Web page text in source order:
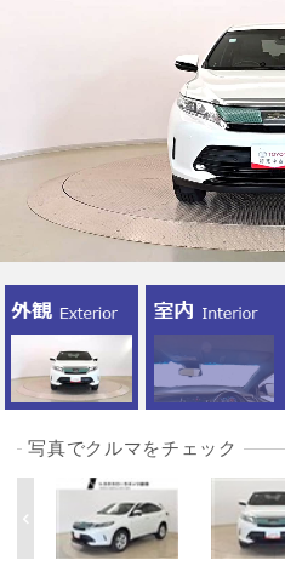
写真でクルマをチェック